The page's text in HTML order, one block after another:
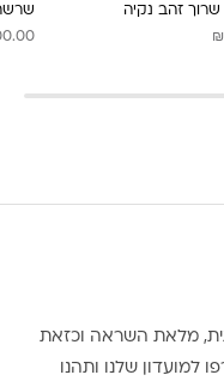
זהב נקיה
₪
מלאת השראה וכזאת
שלנו ותהנו